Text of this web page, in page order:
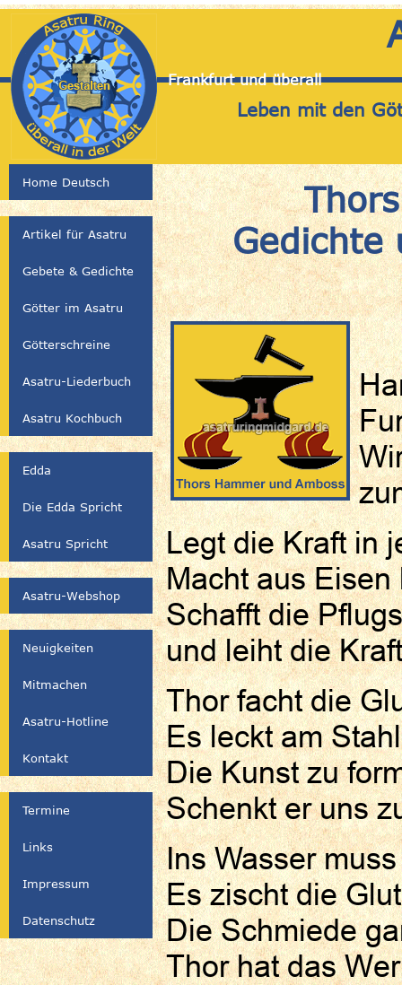
Frankfurt und überall
Leben mit den
Gedichte
Legt die Kraft in
Macht aus Eisen
Schafft die
und leiht die
Thor facht die
Es leckt am
Die Kunst zu
Schenkt er uns
Ins Wasser
Es zischt die
Die Schmiede
Thor hat das
Home Deutsch
Artikel für Asatru
Gebete & Gedichte
Götter im Asatru
Götterschreine
Asatru-Liederbuch
Asatru Kochbuch
Edda
Die Edda Spricht
Asatru Spricht
Asatru-Webshop
Neuigkeiten
Mitmachen
Asatru-Hotline
Kontakt
Termine
Links
Impressum
Datenschutz